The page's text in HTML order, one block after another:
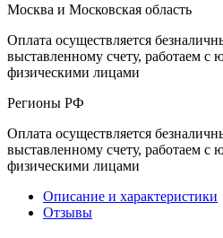
Москва и Московская область
Оплата осуществляется
выставленному счету, работаем
физическими лицами
Регионы РФ
Оплата осуществляется
выставленному счету, работаем
физическими лицами
Описание и характеристики
Отзывы